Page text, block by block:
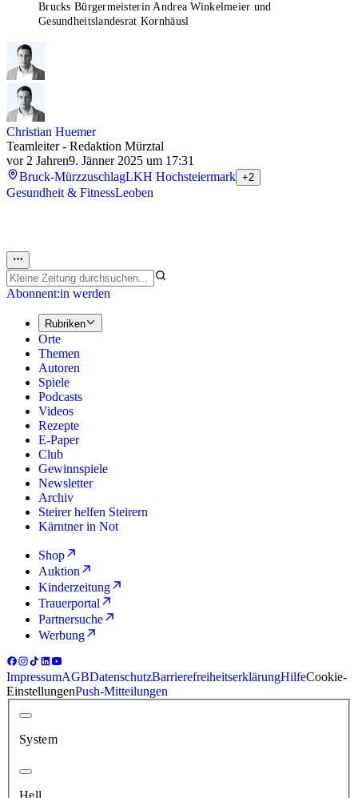
Brucks Bürgermeisterin Andrea Winkelmeier und
Gesundheitslandesrat Kornhäusl
Christian Huemer
Teamleiter - Redaktion Mürztal
vor 2 Jahren9. Jänner 2025 um 17:31
Bruck-MürzzuschlagLKH Hochsteiermark +2
Gesundheit & FitnessLeoben
Abonnent:in werden
Rubriken
Orte
Themen
Autoren
Spiele
Podcasts
Videos
Rezepte
E-Paper
Club
Gewinnspiele
Newsletter
Archiv
Steirer helfen Steirern
Kärntner in Not
Shop
Auktion
Kinderzeitung
Trauerportal
Partnersuche
Werbung
ImpressumAGBDatenschutzBarrierefreiheitserklärungHilfeCookie-
EinstellungenPush-Mitteilungen
System